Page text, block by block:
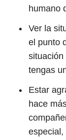
humano
Ver la
el punto
situación
tengas
Estar
hace
especial,